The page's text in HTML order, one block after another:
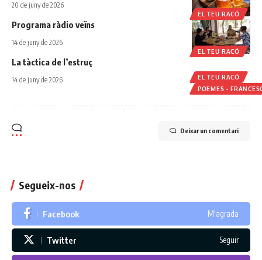
EL TEU RACÓ
20 de juny de 2026
EL TEU RACÓ
Programa ràdio veïns
14 de juny de 2026
EL TEU RACÓ
POEMES -
La tàctica de l’estruç
14 de juny de 2026
Deixar un comentari
Segueix-nos
Facebook M'agrada
Twitter Seguir